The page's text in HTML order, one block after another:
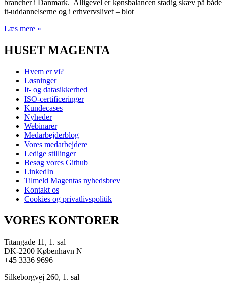
brancher i Danmark. Alligevel er kønsbalancen stadig skæv på både
it-uddannelserne og i erhvervslivet – blot
Læs mere »
HUSET MAGENTA
Hvem er vi?
Løsninger
It- og datasikkerhed
ISO-certificeringer
Kundecases
Nyheder
Webinarer
Medarbejderblog
Vores medarbejdere
Ledige stillinger
Besøg vores Github
LinkedIn
Tilmeld Magentas nyhedsbrev
Kontakt os
Cookies og privatlivspolitik
VORES KONTORER
Titangade 11, 1. sal
DK-2200 København N
+45 3336 9696
Silkeborgvej 260, 1. sal